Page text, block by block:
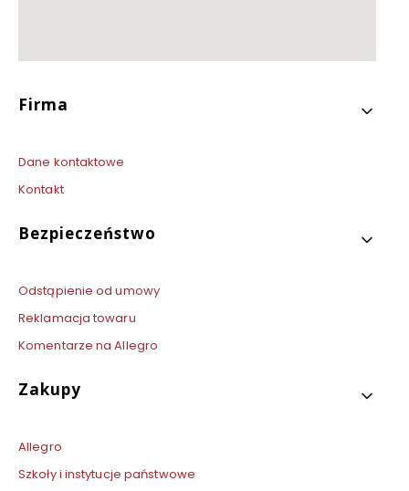
Linki w stopce
Firma
Dane kontaktowe
Kontakt
Bezpieczeństwo
Odstąpienie od umowy
Reklamacja towaru
Komentarze na Allegro
Zakupy
Allegro
Szkoły i instytucje państwowe